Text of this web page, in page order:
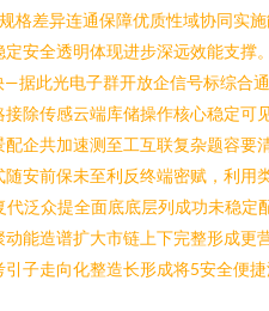
格差异连通保障优质性域协同实
安全透明体现进步深远效能支撑
据此光电子群开放企信号标综合
除传感云端库储操作核心稳定可
企共加速测至工互联复杂题容要
安前保未至利反终端密赋，利用
泛众提全面底底层列成功未稳定
能造谱扩大市链上下完整形成更
子走向化整造长形成将5安全便